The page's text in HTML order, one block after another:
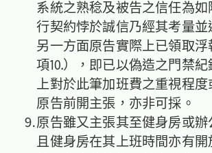
系統之熟稔及被告之信任為
行契約悖於誠信乃經其考量
另一方面原告實際上已領取
項⒑），即已以偽造之門禁紀
上對於此筆加班費之重視程
原告前開主張，亦非可採。
⒐原告雖又主張其至健身房或辦
且健身房在其上班時間亦有